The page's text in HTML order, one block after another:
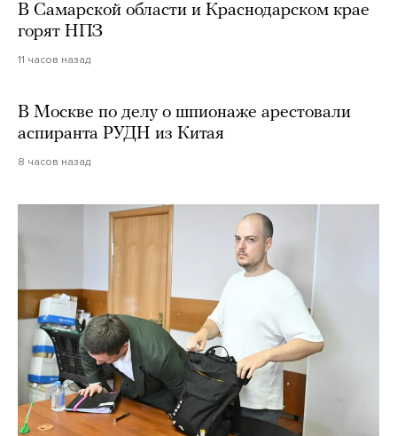
В Самарской области и Краснодарском крае
горят НПЗ
11 часов назад
В Москве по делу о шпионаже арестовали
аспиранта РУДН из Китая
8 часов назад